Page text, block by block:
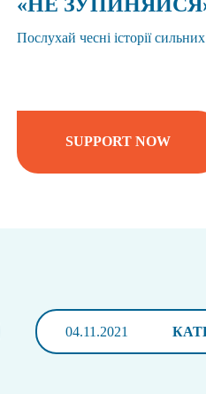
Послухай чесні історії
SUPPORT NOW
04.11.2021